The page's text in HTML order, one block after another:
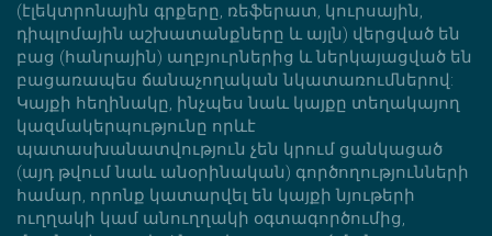
(էլեկտրոնային գրքերը, ռեֆերատ, կուրսային,
դիպլոմային աշխատանքները և այլն) վերցված են
բաց (հանրային) աղբյուրներից և ներկայացված են
բացառապես ճանաչողական նկատառումներով:
Կայքի հեղինակը, ինչպես նաև կայքը տեղակայող
կազմակերպությունը որևէ
պատասխանատվություն չեն կրում ցանկացած
(այդ թվում նաև անօրինական) գործողությունների
համար, որոնք կատարվել են կայքի նյութերի
ուղղակի կամ անուղղակի օգտագործումից,